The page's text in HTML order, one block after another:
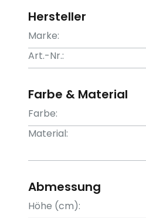
Hersteller
Marke:
Art.-Nr.:
Farbe & Material
Farbe:
Material:
Abmessung
Höhe (cm):